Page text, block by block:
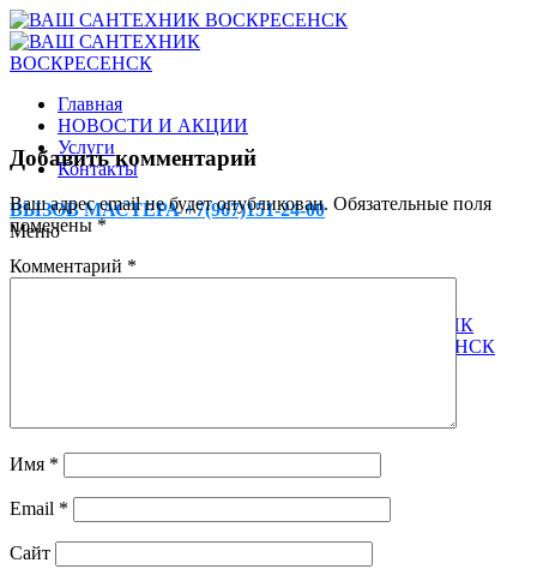
Главная
НОВОСТИ И АКЦИИ
Услуги
Контакты
ВЫЗОВ МАСТЕРА +7(967)151-24-00
Меню
Добавить комментарий
Ваш адрес email не будет опубликован. Обязательные поля
помечены*
Комментарий *
Имя *
Email *
Сайт